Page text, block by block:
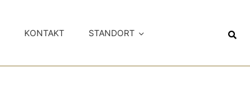
KONTAKT STANDORT